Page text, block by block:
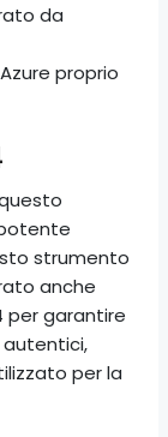
da
proprio
strumento
anche
per garantire
per la